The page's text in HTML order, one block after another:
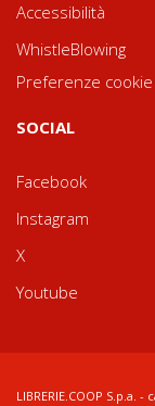
Accessibilità
WhistleBlowing
Preferenze cookie
SOCIAL
Facebook
Instagram
X
Youtube
LIBRERIE.COOP S.p.a.